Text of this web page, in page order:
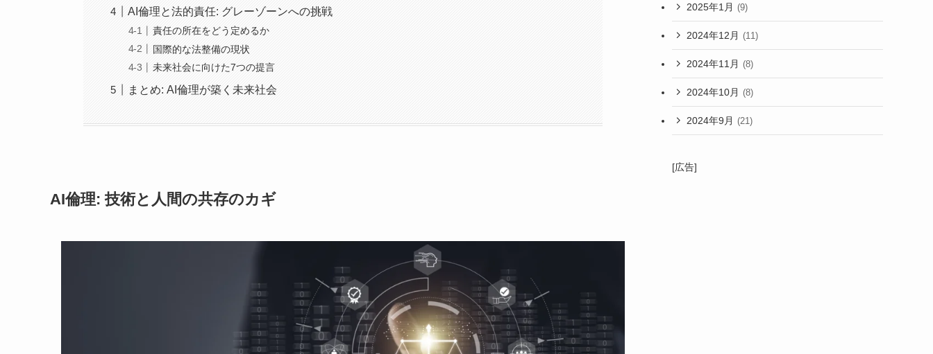
AI倫理と法的責任: グレーゾーンへの挑戦
責任の所在をどう定めるか
国際的な法整備の現状
未来社会に向けた7つの提言
まとめ: AI倫理が築く未来社会
AI倫理: 技術と人間の共存のカギ
2025年1月 (9)
2024年12月 (11)
2024年11月 (8)
2024年10月 (8)
2024年9月 (21)
[広告]